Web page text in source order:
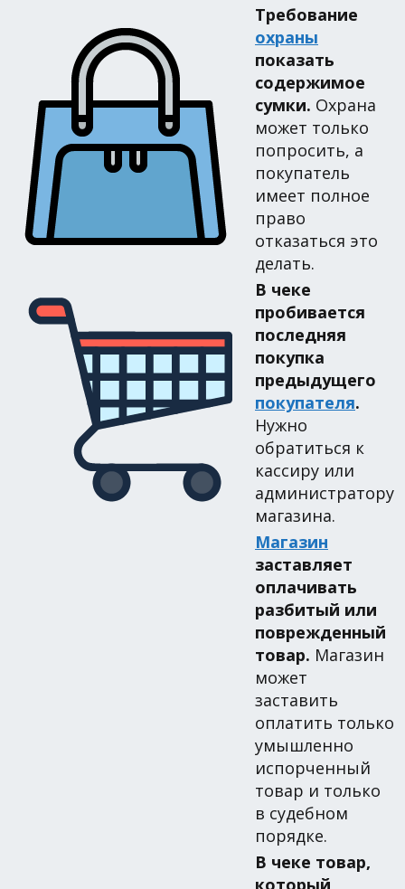
Требование
охраны
показать
содержимое
сумки. Охрана
может только
попросить, а
покупатель
имеет полное
право
отказаться это
делать.
В чеке
пробивается
последняя
покупка
предыдущего
покупателя.
Нужно
обратиться к
кассиру или
администратору
магазина.
Магазин
заставляет
оплачивать
разбитый или
поврежденный
товар. Магазин
может
заставить
оплатить только
умышленно
испорченный
товар и только
в судебном
порядке.
В чеке товар,
который